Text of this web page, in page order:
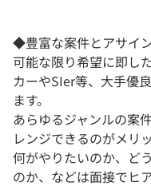
◆豊富な案件とアサイ
可能な限り希望に即し
カーやSIer等、大手優
ます。
あらゆるジャンルの案
レンジできるのがメリ
何がやりたいのか、ど
のか、などは面接でヒ